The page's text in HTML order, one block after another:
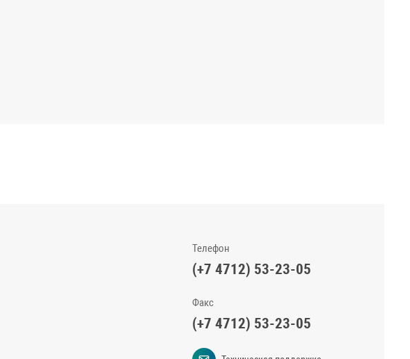
Телефон
(+7 4712) 53-23-05
Факс
(+7 4712) 53-23-05